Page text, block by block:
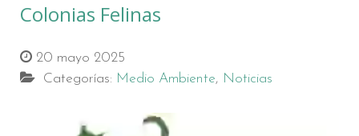
Colonias Felinas
20 mayo 2025
Categorías: Medio Ambiente, Noticias